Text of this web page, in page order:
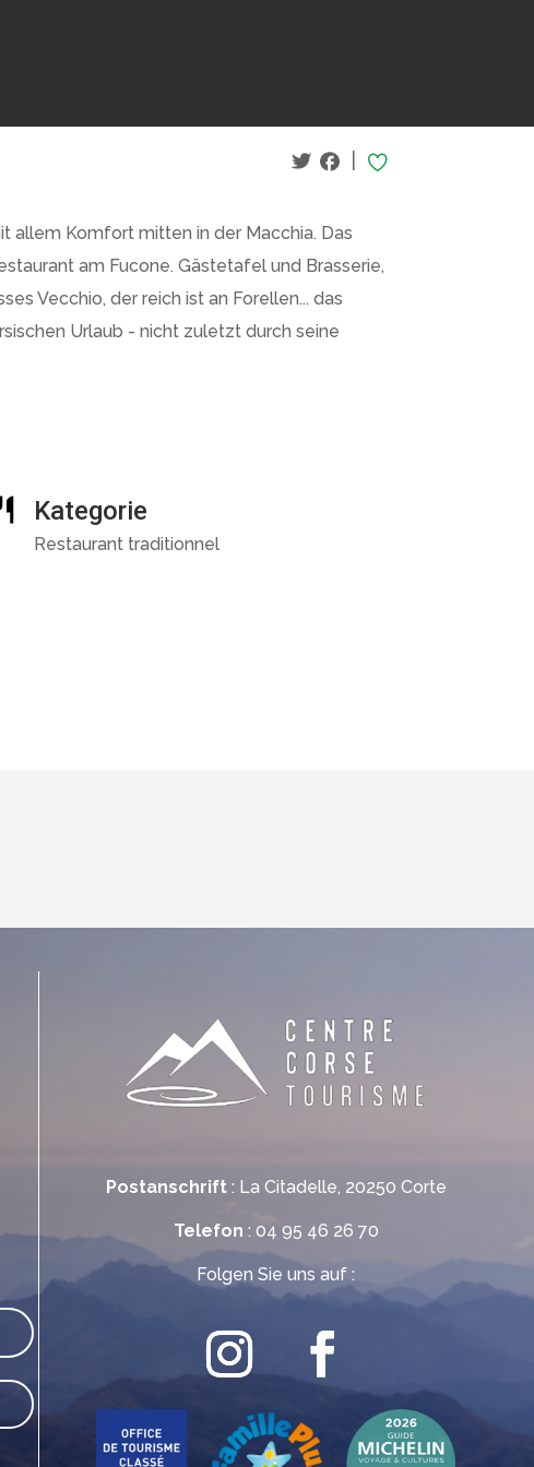
|
allem Komfort mitten in der Macchia. Das
am Fucone. Gästetafel und Brasserie,
Vecchio, der reich ist an Forellen... das
Urlaub - nicht zuletzt durch seine
Kategorie
Restaurant traditionnel
Postanschrift: La Citadelle, 20250 Corte
Telefon : 04 95 46 26 70
Folgen Sie uns auf :